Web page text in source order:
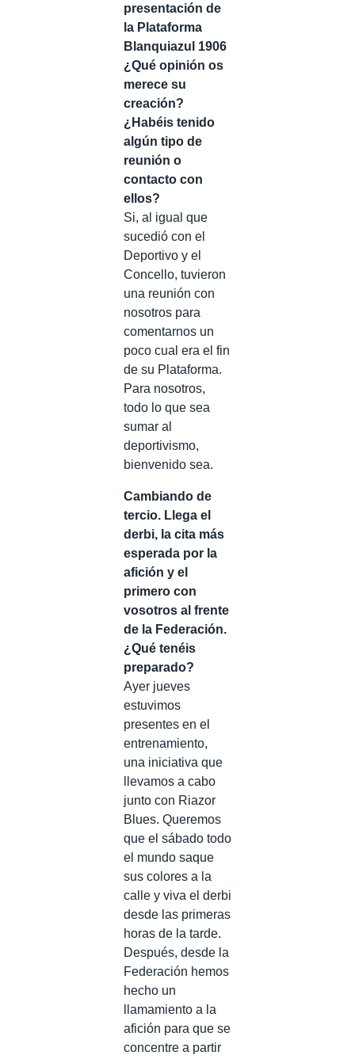
presentación de
la Plataforma
Blanquiazul 1906
¿Qué opinión os
merece su
creación?
¿Habéis tenido
algún tipo de
reunión o
contacto con
ellos?
Si, al igual que
sucedió con el
Deportivo y el
Concello, tuvieron
una reunión con
nosotros para
comentarnos un
poco cual era el fin
de su Plataforma.
Para nosotros,
todo lo que sea
sumar al
deportivismo,
bienvenido sea.
Cambiando de
tercio. Llega el
derbi, la cita más
esperada por la
afición y el
primero con
vosotros al frente
de la Federación.
¿Qué tenéis
preparado?
Ayer jueves
estuvimos
presentes en el
entrenamiento,
una iniciativa que
llevamos a cabo
junto con Riazor
Blues. Queremos
que el sábado todo
el mundo saque
sus colores a la
calle y viva el derbi
desde las primeras
horas de la tarde.
Después, desde la
Federación hemos
hecho un
llamamiento a la
afición para que se
concentre a partir